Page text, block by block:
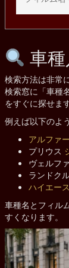
車
検索方法は非常
検索窓に「車種
をすぐに探せます
例えば以下のよ
アルファ
プリウス
ヴェルフ
ランドク
ハイエース
車種名とフィル
すくなります。